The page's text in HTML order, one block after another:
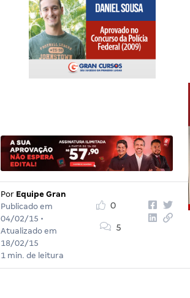
Por Equipe Gran
Publicado em
04/02/15 •
Atualizado em
18/02/15
1 min. de leitura
0
5